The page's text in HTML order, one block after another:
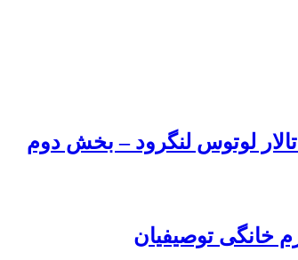
تالار لوتوس لنگرود – بخش دوم
خانگی توصیفیان